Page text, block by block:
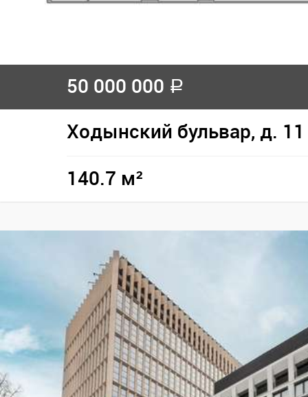
50 000 000 a
Ходынский бульвар, д. 11
140.7 м²